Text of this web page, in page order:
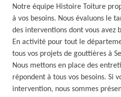
Notre équipe Histoire Toiture
à vos besoins. Nous évaluons le
des interventions dont vous avez
En activité pour tout le
tous vos projets de gouttières à
Nous mettons en place des
répondent à tous vos besoins. Si
intervention, nous sommes